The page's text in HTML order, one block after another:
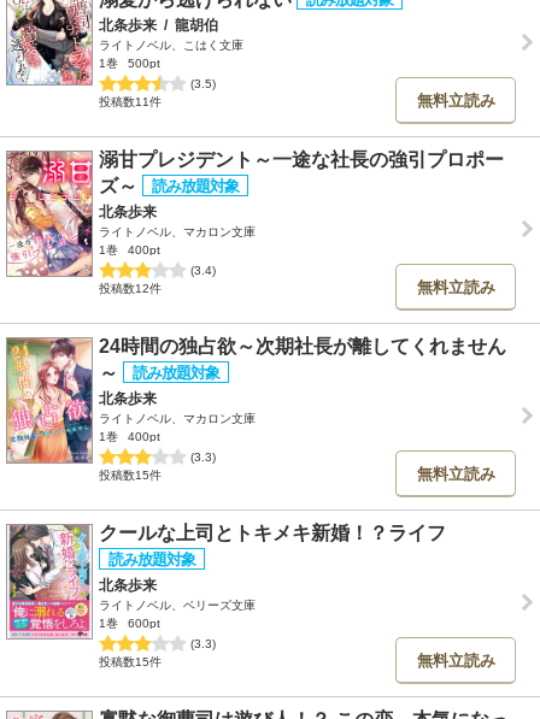
北条歩来 / 龍胡伯
ライトノベル、こはく文庫
1巻
500pt
(3.5)
投稿数11件
無料立読み
溺甘プレジデント～一途な社長の強引プロポー
ズ～
北条歩来
ライトノベル、マカロン文庫
1巻
400pt
(3.4)
投稿数12件
無料立読み
24時間の独占欲～次期社長が離してくれません
～
北条歩来
ライトノベル、マカロン文庫
1巻
400pt
(3.3)
投稿数15件
無料立読み
クールな上司とトキメキ新婚！？ライフ
北条歩来
ライトノベル、ベリーズ文庫
1巻
600pt
(3.3)
投稿数15件
無料立読み